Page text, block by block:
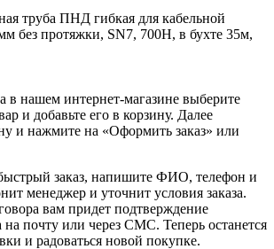
труба ПНД гибкая для кабельной
без протяжки, SN7, 700Н, в бухте 35м,
в нашем интернет-магазине выберите
и добавьте его в корзину. Далее
и нажмите на «Оформить заказ» или
заказ, напишите ФИО, телефон и
менеджер и уточнит условия заказа.
вам придет подтверждение
на почту или через СМС. Теперь останется
и радоваться новой покупке.